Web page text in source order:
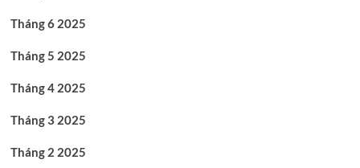
Tháng 6 2025
Tháng 5 2025
Tháng 4 2025
Tháng 3 2025
Tháng 2 2025